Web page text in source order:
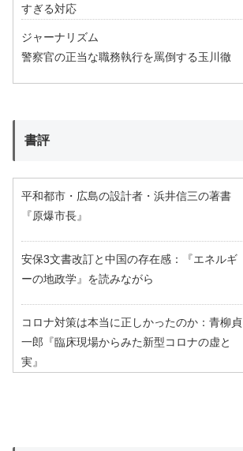
すぎる対応
ジャーナリズム
警察官の正当な職務執行を罵倒する玉川徹
書評
平和都市・広島の設計者・浜井信三の著書
『原爆市長』
安保3文書改訂と中国の存在感：『エネルギ
ーの地政学』を読みながら
コロナ対策は本当に正しかったのか：青柳貞
一郎『臨床現場からみた新型コロナの虚と
実』